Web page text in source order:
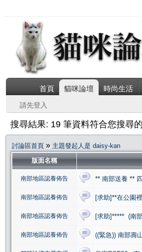
首頁 貓咪論壇 時尚生活
請先登入
搜尋結果: 19 筆資料符合您搜尋
討論區首頁 » 主題發起人是 daisy-kan
版面名稱
南部地區認養佈告 ** 南部送養 **
南部地區認養佈告 [求助]**在公園
南部地區認養佈告 [求助]***** (南
南部地區認養佈告 ((緊急)) 南部壽